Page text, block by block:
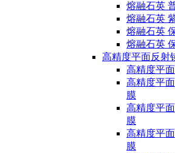
熔融石英
熔融石英
熔融石英
熔融石英
高精度平面反射
高精度平
高精度平
膜
高精度平
膜
高精度平
膜